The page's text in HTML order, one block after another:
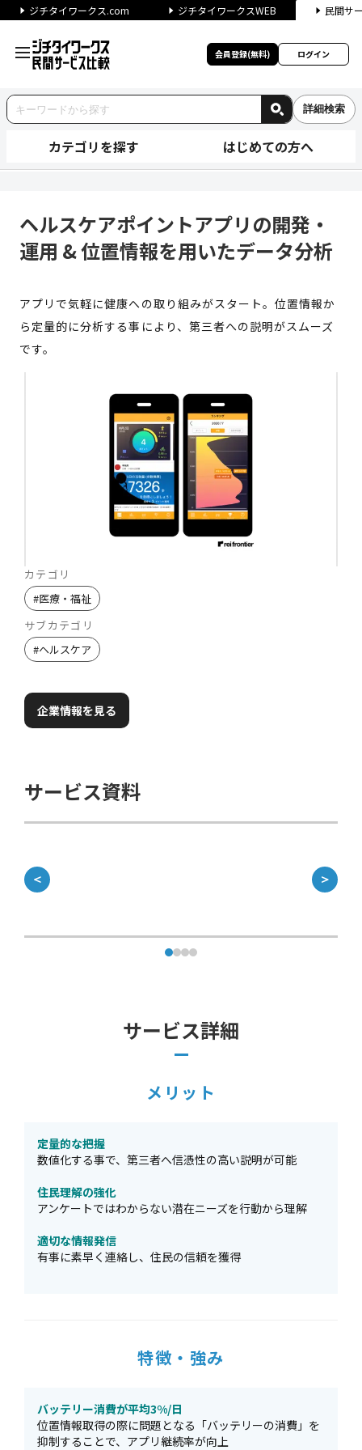
ジチタイワークス.com ジチタイワークスWEB 民間サ
会員登録(無料) ログイン
詳細検索
カテゴリを探す はじめての方へ
ヘルスケアポイントアプリの開発・
運用 & 位置情報を用いたデータ分析
アプリで気軽に健康への取り組みがスタート。位置情報か
ら定量的に分析する事により、第三者への説明がスムーズ
です。
カテゴリ
#医療・福祉
サブカテゴリ
#ヘルスケア
企業情報を見る
サービス資料
＜ ＞
サービス詳細
メリット
定量的な把握
数値化する事で、第三者へ信憑性の高い説明が可能
住民理解の強化
アンケートではわからない潜在ニーズを行動から理解
適切な情報発信
有事に素早く連絡し、住民の信頼を獲得
特徴・強み
バッテリー消費が平均3%/日
位置情報取得の際に問題となる「バッテリーの消費」を
抑制することで、アプリ継続率が向上